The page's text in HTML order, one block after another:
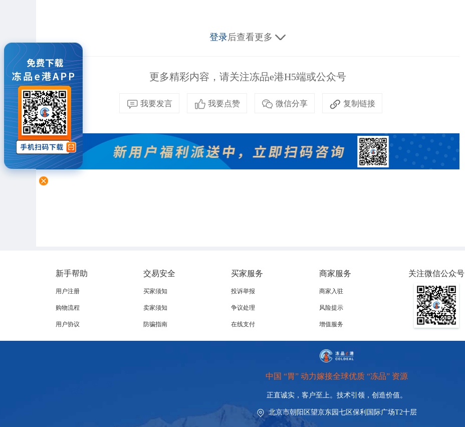
登录后查看更多
更多精彩内容，请关注冻品e港H5端或公众号
我要发言 我要点赞 微信分享 复制链接
新手帮助
用户注册
购物流程
用户协议
交易安全
买家须知
卖家须知
防骗指南
买家服务
投诉举报
争议处理
在线支付
商家服务
商家入驻
风险提示
增值服务
关注微信公众号
中国 “胃” 动力嫁接全球优质 “冻品” 资源
正直诚实，客户至上。技术引领， 创造价值。
北京市朝阳区望京东园七区保利国际广场T2十层